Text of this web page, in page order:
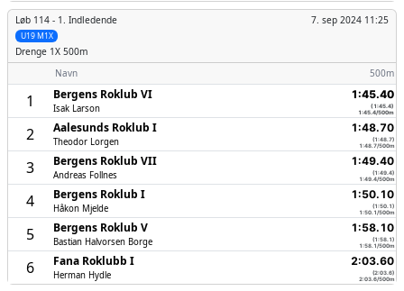
Løb 114 - 1. Indledende 7. sep 2024 11:25
U19 M1X
Drenge 1X 500m
Navn
500m
1 Bergens Roklub VI
Isak Larson
1:45.40
(1:45.4)
1:45.4/500m
2 Aalesunds Roklub I
Theodor Lorgen
1:48.70
(1:48.7)
1:48.7/500m
3 Bergens Roklub VII
Andreas Follnes
1:49.40
(1:49.4)
1:49.4/500m
4 Bergens Roklub I
Håkon Mjelde
1:50.10
(1:50.1)
1:50.1/500m
5 Bergens Roklub V
Bastian Halvorsen Borge
1:58.10
(1:58.1)
1:58.1/500m
6 Fana Roklubb I
Herman Hydle
2:03.60
(2:03.6)
2:03.6/500m